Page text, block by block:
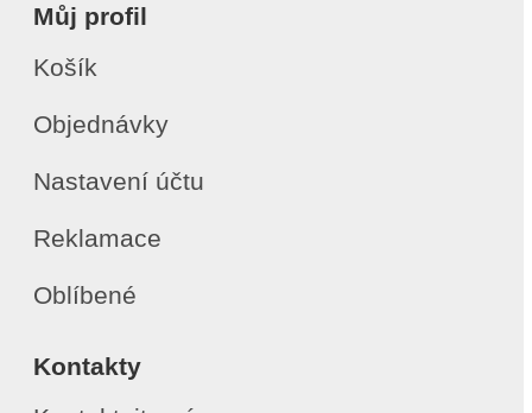
Můj profil
Košík
Objednávky
Nastavení účtu
Reklamace
Oblíbené
Kontakty